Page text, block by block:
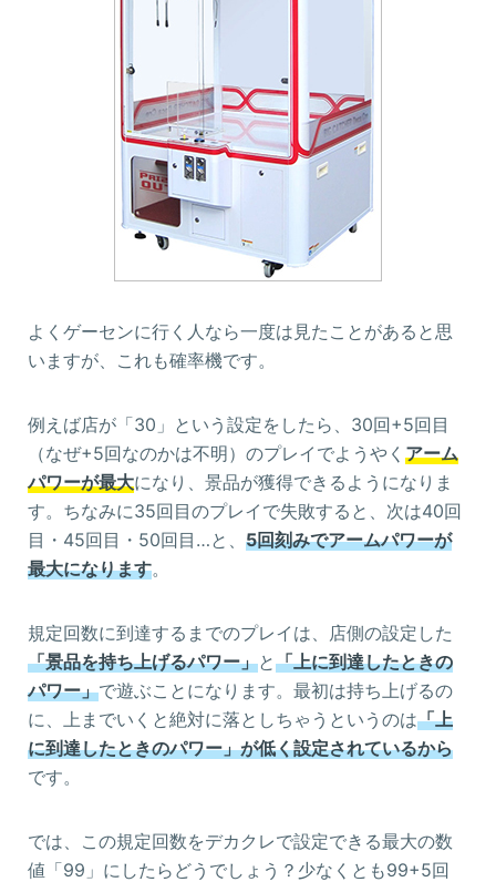
よくゲーセンに行く人なら一度は見たことがあると思
いますが、これも確率機です。
例えば店が「30」という設定をしたら、30回+5回目
（なぜ+5回なのかは不明）のプレイでようやく アーム
パワーが最大になり、景品が獲得できるようになりま
す。ちなみに35回目のプレイで失敗すると、次は40回
目・45回目・50回目…と、 5回刻みでアームパワーが
最大になります。
規定回数に到達するまでのプレイは、店側の設定した
「景品を持ち上げるパワー」と「上に到達したときの
パワー」で遊ぶことになります。最初は持ち上げるの
に、上までいくと絶対に落としちゃうというのは「上
に到達したときのパワー」が低く設定されているから
です。
では、この規定回数をデカクレで設定できる最大の数
値「99」にしたらどうでしょう？少なくとも99+5回